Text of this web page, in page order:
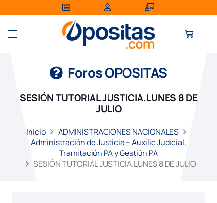
Foros OPOSITAS
SESIÓN TUTORIAL JUSTICIA.LUNES 8 DE
JULIO
Inicio
ADMINISTRACIONES NACIONALES
Administración de Justicia – Auxilio Judicial,
Tramitación PA y Gestión PA
SESIÓN TUTORIAL JUSTICIA.LUNES 8 DE JULIO